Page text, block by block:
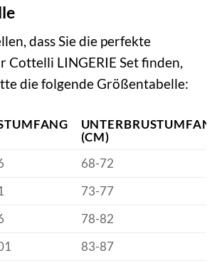
dass Sie die perfekte
Cottelli LINGERIE Set finden,
die folgende Größentabelle:
(CM)
68-72
73-77
78-82
83-87